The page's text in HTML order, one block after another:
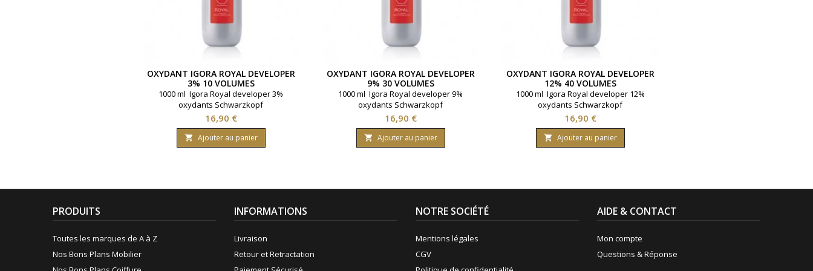
OXYDANT IGORA ROYAL DEVELOPER
3% 10 VOLUMES
1000 ml Igora Royal developer 3%
oxydants Schwarzkopf
Prix
16,90 €
 Ajouter au panier
OXYDANT IGORA ROYAL DEVELOPER
9% 30 VOLUMES
1000 ml Igora Royal developer 9%
oxydants Schwarzkopf
Prix
16,90 €
 Ajouter au panier
OXYDANT IGORA ROYAL DEVELOPER
12% 40 VOLUMES
1000 ml Igora Royal developer 12%
oxydants Schwarzkopf
Prix
16,90 €
 Ajouter au panier
PRODUITS
Toutes les marques de A à Z
Nos Bons Plans Mobilier
INFORMATIONS
Livraison
Retour et Retractation
NOTRE SOCIÉTÉ
Mentions légales
CGV
AIDE & CONTACT
Mon compte
Questions & Réponse